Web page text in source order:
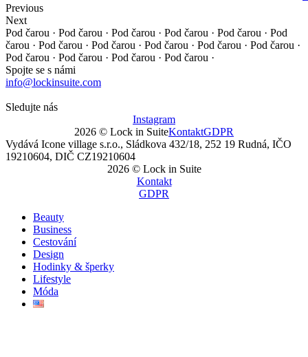
Previous
Next
Pod čarou · Pod čarou · Pod čarou · Pod čarou · Pod čarou · Pod
čarou · Pod čarou · Pod čarou · Pod čarou · Pod čarou · Pod čarou ·
Pod čarou · Pod čarou · Pod čarou · Pod čarou ·
Spojte se s námi
info@lockinsuite.com
Sledujte nás
Instagram
2026 © Lock in SuiteKontaktGDPR
Vydává Icone village s.r.o., Sládkova 432/18, 252 19 Rudná, IČO
19210604, DIČ CZ19210604
2026 © Lock in Suite
Kontakt
GDPR
Beauty
Business
Cestování
Design
Hodinky & šperky
Lifestyle
Móda